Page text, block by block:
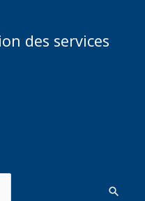
des services